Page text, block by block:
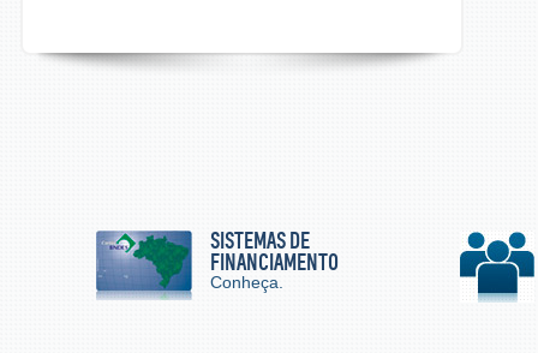
SISTEMAS DE
FINANCIAMENTO
Conheça.